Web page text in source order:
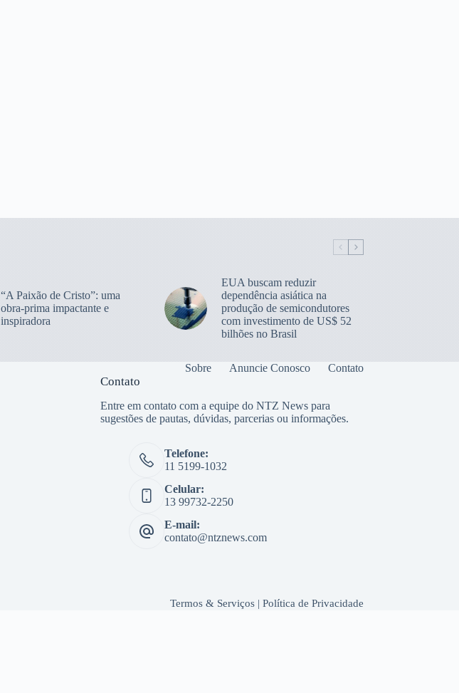
“A Paixão de Cristo”: uma
obra-prima impactante e
inspiradora
EUA buscam reduzir
dependência asiática na
produção de semicondutores
com investimento de US$ 52
bilhões no Brasil
Sobre Anuncie Conosco Contato
Contato
Entre em contato com a equipe do NTZ News para
sugestões de pautas, dúvidas, parcerias ou informações.
Telefone:
11 5199-1032
Celular:
13 99732-2250
E-mail:
contato@ntznews.com
Termos & Serviços| Política de Privacidade